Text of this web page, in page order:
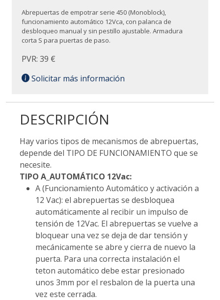
Abrepuertas de empotrar serie 450 (Monoblock),
funcionamiento automático 12Vca, con palanca de
desbloqueo manual y sin pestillo ajustable. Armadura
corta S para puertas de paso.
PVR: 39 €
Solicitar más información
DESCRIPCIÓN
Hay varios tipos de mecanismos de abrepuertas,
depende del TIPO DE FUNCIONAMIENTO que se
necesite.
TIPO A_AUTOMÁTICO 12Vac:
A (Funcionamiento Automático y activación a
12 Vac): el abrepuertas se desbloquea
automáticamente al recibir un impulso de
tensión de 12Vac. El abrepuertas se vuelve a
bloquear una vez se deja de dar tensión y
mecánicamente se abre y cierra de nuevo la
puerta. Para una correcta instalación el
teton automático debe estar presionado
unos 3mm por el resbalon de la puerta una
vez este cerrada.